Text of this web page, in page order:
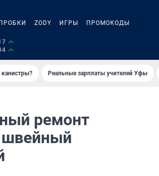
ПРОБКИ ZODY ИГРЫ ПРОМОКОДЫ
канистры? Реальные зарплаты учителей Уфы
ремонт
швейный